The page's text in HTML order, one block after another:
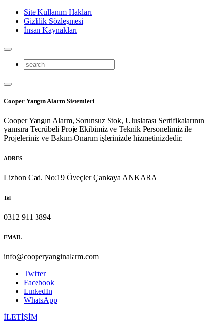
Site Kullanım Hakları
Gizlilik Sözleşmesi
İnsan Kaynakları
Cooper Yangın Alarm Sistemleri
Cooper Yangın Alarm, Sorunsuz Stok, Uluslarası Sertifikalarının
yanısıra Tecrübeli Proje Ekibimiz ve Teknik Personelimiz ile
Projeleriniz ve Bakım-Onarım işlerinizde hizmetinizdedir.
ADRES
Lizbon Cad. No:19 Öveçler Çankaya ANKARA
Tel
0312 911 3894
EMAIL
info@cooperyanginalarm.com
Twitter
Facebook
LinkedIn
WhatsApp
İLETİŞİM